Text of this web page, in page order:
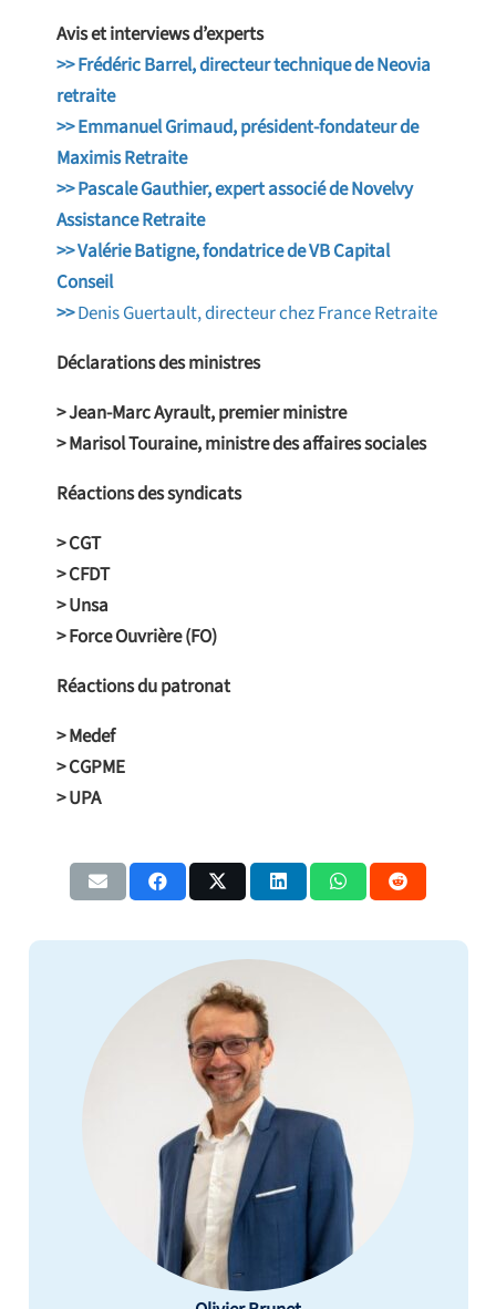
Avis et interviews d’experts
>>Frédéric Barrel, directeur technique de Neovia
retraite
>> Emmanuel Grimaud, président-fondateur de
Maximis Retraite
>>Pascale Gauthier, expert associé de Novelvy
Assistance Retraite
>>Valérie Batigne, fondatrice de VB Capital
Conseil
>>Denis Guertault, directeur chez France Retraite
Déclarations des ministres
> Jean-Marc Ayrault, premier ministre
> Marisol Touraine, ministre des affaires sociales
Réactions des syndicats
> CGT
> CFDT
> Unsa
> Force Ouvrière (FO)
Réactions du patronat
> Medef
> CGPME
> UPA